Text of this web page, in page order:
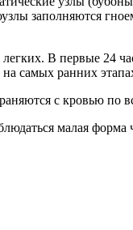
заполняются
В первые 24
самых ранних
с кровью по
малая